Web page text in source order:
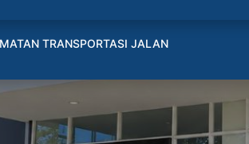
TRANSPORTASI JALAN